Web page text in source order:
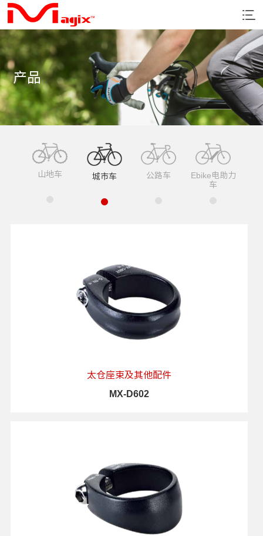
产品
山地车 城市车 公路车
Ebike电助力
车
太仓座束及其他配件
MX-D602